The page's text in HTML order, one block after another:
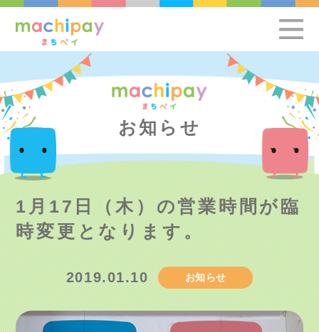
お知らせ
1月17日（木）の営業時間が臨
時変更となります。
2019.01.10 お知らせ